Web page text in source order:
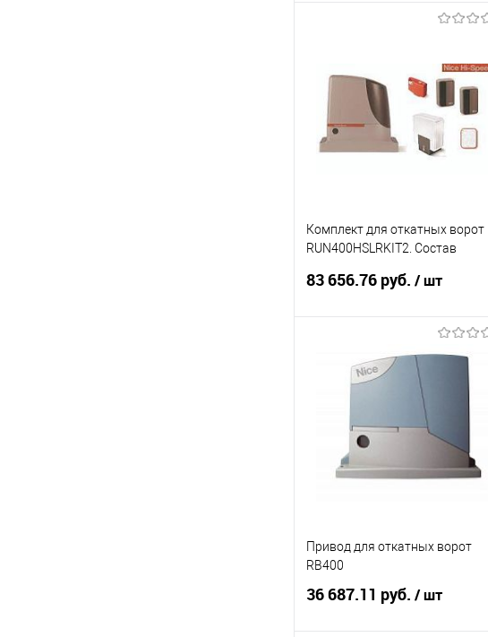
Купить в 1 клик
К
В избранное
Под заказ
Комплект для откатных ворот
RUN400HSLRKIT2. Состав
шт, приемник OXILR
83 656.76 руб. / шт
В корзину
В избранное
Под заказ
Привод для откатных ворот
RB400
36 687.11 руб. / шт